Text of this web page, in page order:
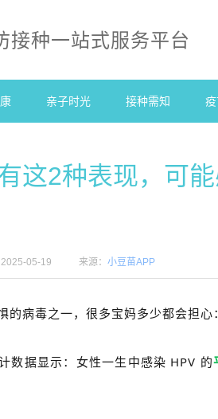
种一站式服务平台
亲子时光 接种需知
这2种表现，可
2025-05-19 来源： 小豆苗APP
的病毒之一，很多宝妈多少都会担心
数据显示：女性一生中感染 HPV 的